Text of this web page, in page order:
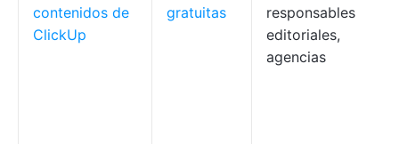
contenidos de
ClickUp
gratuitas
responsables
editoriales,
agencias